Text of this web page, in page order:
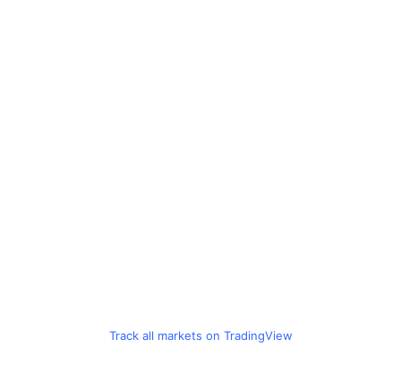
Track all markets on TradingView